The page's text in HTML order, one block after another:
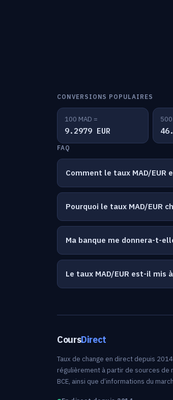
CONVERSIONS POPULAIRES
100 MAD =
9.2979 EUR
500
FAQ
Comment le taux MAD/EUR
Pourquoi le taux MAD/EUR
Ma banque me donnera-t-
Le taux MAD/EUR est-il mis
CoursDirect
Taux de change en direct depuis
régulièrement à partir de sources de
BCE, ainsi que d’informations du